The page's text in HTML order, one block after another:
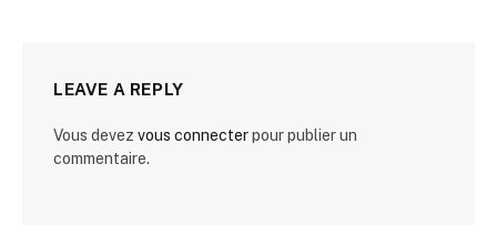
LEAVE A REPLY
Vous devez vous connecterpour publier un
commentaire.